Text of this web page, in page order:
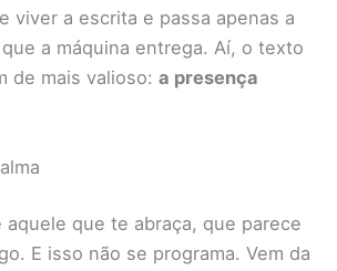
viver a escrita e passa apenas a
a máquina entrega. Aí, o texto
de mais valioso: a presença
aquele que te abraça, que parece
E isso não se programa. Vem da